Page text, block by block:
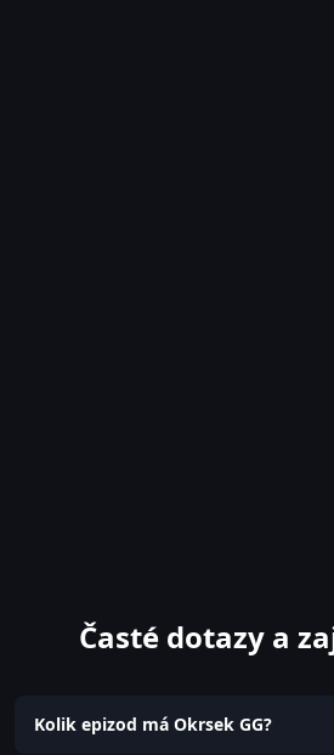
Časté dotazy a
Kolik epizod má Okrsek GG?